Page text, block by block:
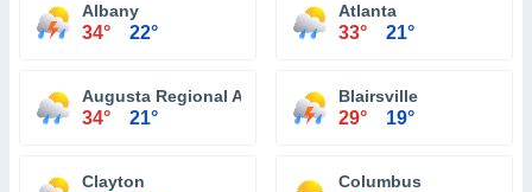
Albany
34° 22°
Atlanta
33° 21°
Augusta Regional Airport
34° 21°
Blairsville
29° 19°
Clayton Columbus